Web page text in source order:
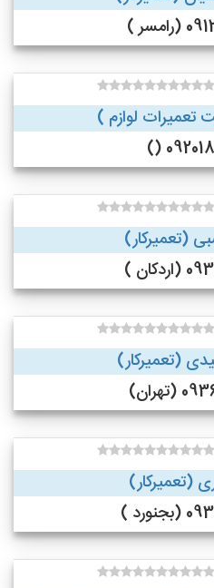
)
لوازم )
(تعمیرکار)
)
(تعمیرکار)
(تعمیرکار)
)